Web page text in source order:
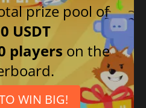
prize pool of
USDT
players on the
WIN BIG!